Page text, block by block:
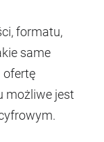
formatu,
same
ofertę
możliwe jest